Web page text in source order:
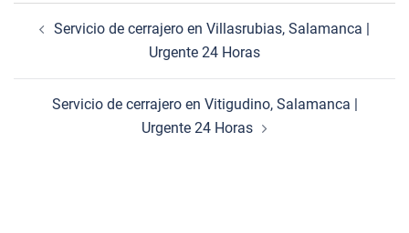
Servicio de cerrajero en Villasrubias, Salamanca |
Urgente 24 Horas
Servicio de cerrajero en Vitigudino, Salamanca |
Urgente 24 Horas